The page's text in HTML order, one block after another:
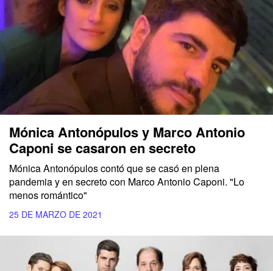
Mónica Antonópulos y Marco Antonio
Caponi se casaron en secreto
Mónica Antonópulos contó que se casó en plena
pandemia y en secreto con Marco Antonio Caponi. "Lo
menos romántico"
25 DE MARZO DE 2021